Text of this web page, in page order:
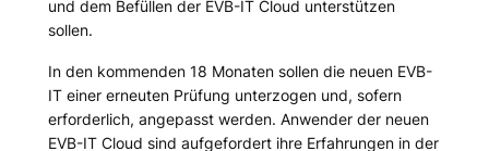
und dem Befüllen der EVB-IT Cloud unterstützen
sollen.
In den kommenden 18 Monaten sollen die neuen EVB-
IT einer erneuten Prüfung unterzogen und, sofern
erforderlich, angepasst werden. Anwender der neuen
EVB-IT Cloud sind aufgefordert ihre Erfahrungen in der